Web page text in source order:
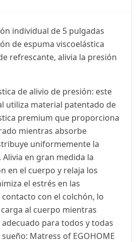
individual de 5 pulgadas
de espuma viscoelástica
refrescante, alivia la presión
de alivio de presión: este
utiliza material patentado de
premium que proporciona
mientras absorbe
uniformemente la
en gran medida la
en el cuerpo y relaja los
el estrés en las
con el colchón, lo
al cuerpo mientras
para todos y todas
Matress of EGOHOME